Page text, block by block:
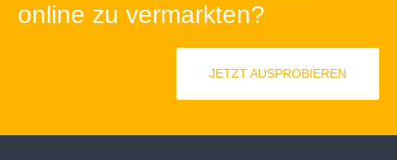
online zu vermarkten?
JETZT AUSPROBIEREN